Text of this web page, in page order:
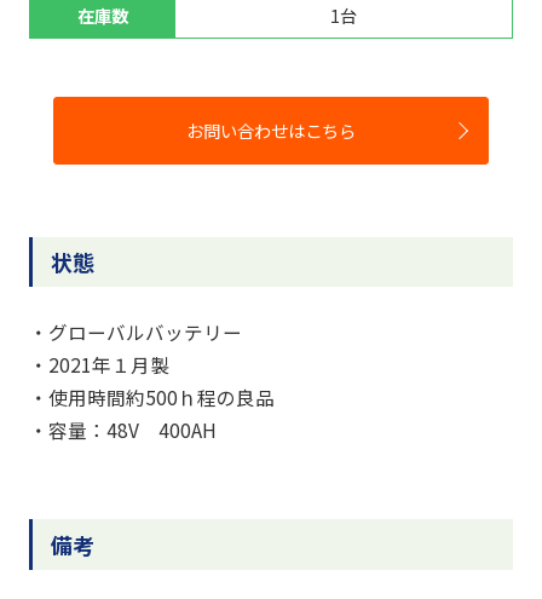
在庫数 1台
お問い合わせはこちら
状態
・グローバルバッテリー
・2021年１月製
・使用時間約500ｈ程の良品
・容量：48V 400AH
備考